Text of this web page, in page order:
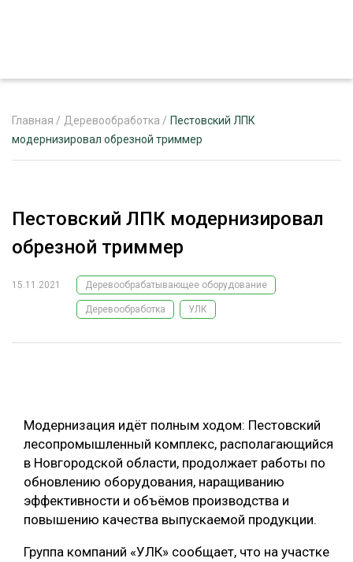
РЕКЛАМОДАТЕЛЯМ
ЛЕСНОЕ ХОЗЯЙСТВО
ЛЕСОЗАГОТОВКА
БИОЭНЕРГЕТИКА
ЛЕСОВОССТАНОВЛЕНИЕ И ЗАЩИТА
ЛОГИСТИКА
ПРОИЗВОДСТВО ДРЕВЕСНЫХ ПЛИТ
ТЕМАТИЧЕСКИЕ ПРОЕКТЫ
ПОДБОРКИ СТАТЕЙ
Главная / Деревообработка / Пестовский ЛПК
модернизировал обрезной триммер
Пестовский ЛПК модернизировал
обрезной триммер
15.11.2021 Деревообрабатывающее оборудование
Деревообработка УЛК
Модернизация идёт полным ходом: Пестовский
лесопромышленный комплекс, располагающийся
в Новгородской области, продолжает работы по
обновлению оборудования, наращиванию
эффективности и объёмов производства и
повышению качества выпускаемой продукции.
Группа компаний «УЛК» сообщает, что на участке